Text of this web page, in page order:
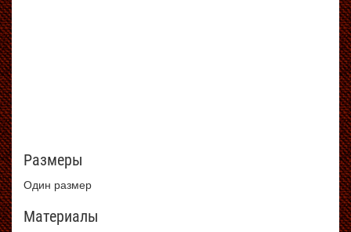
Размеры
Один размер
Материалы